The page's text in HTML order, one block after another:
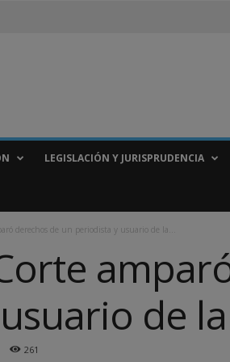
LEGISLACIÓN Y JURISPRUDENCIA
derechos de un periodista y usuario de la...
de
261